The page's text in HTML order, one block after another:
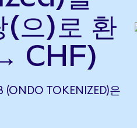
(으)로 환
CHF)
(ONDO TOKENIZED)은